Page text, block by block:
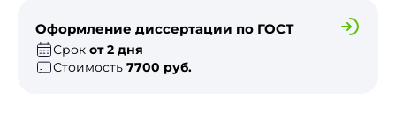
Оформление диссертации по ГОСТ
Срок от 2 дня
Стоимость 7700 руб.